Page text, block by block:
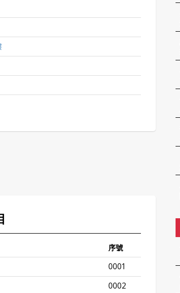
序號
0001
0002